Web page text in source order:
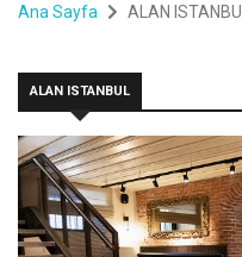
Ana Sayfa ALAN ISTANBUL
ALAN ISTANBUL